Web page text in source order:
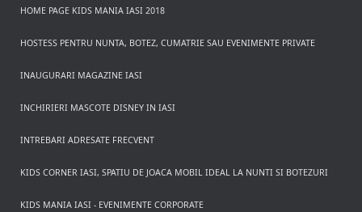
HOME PAGE KIDS MANIA IASI 2018
HOSTESS PENTRU NUNTA, BOTEZ, CUMATRIE SAU EVENIMENTE PRIVATE
INAUGURARI MAGAZINE IASI
INCHIRIERI MASCOTE DISNEY IN IASI
INTREBARI ADRESATE FRECVENT
KIDS CORNER IASI, SPATIU DE JOACA MOBIL IDEAL LA NUNTI SI BOTEZURI
KIDS MANIA IASI - EVENIMENTE CORPORATE